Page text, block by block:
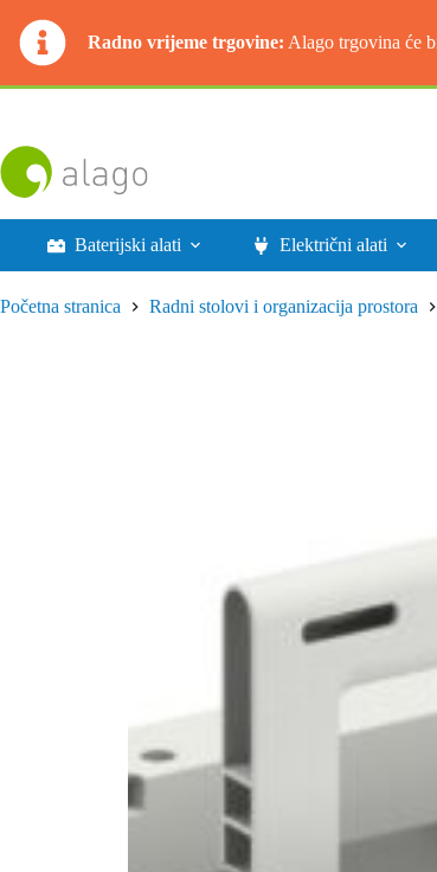
Radno vrijeme trgovine: Alago trgovina će
Preskoči
Baterijski alati Električni alati
Početna stranica Radni stolovi i organizacija prostora